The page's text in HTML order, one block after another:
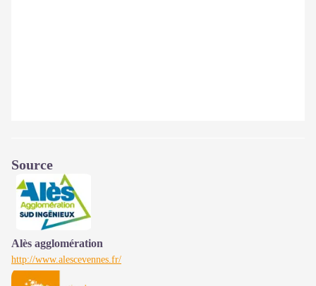
Source
Alès agglomération
http://www.alescevennes.fr/